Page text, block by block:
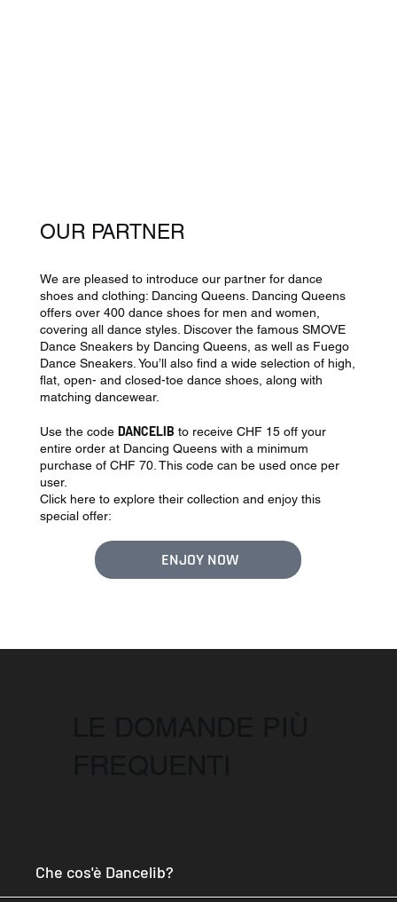
OUR PARTNER
We are pleased to introduce our partner for dance
shoes and clothing: Dancing Queens. Dancing Queens
offers over 400 dance shoes for men and women,
covering all dance styles. Discover the famous SMOVE
Dance Sneakers by Dancing Queens, as well as Fuego
Dance Sneakers. You’ll also find a wide selection of high,
flat, open- and closed-toe dance shoes, along with
matching dancewear.
Use the code DANCELIB to receive CHF 15 off your
entire order at Dancing Queens with a minimum
purchase of CHF 70. This code can be used once per
user.
Click here to explore their collection and enjoy this
special offer:
ENJOY NOW
Che cos'è Dancelib?